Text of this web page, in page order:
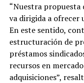
“Nuestra
va dirigida a ofrecer
En este sentido,
estructuración de
préstamos
recursos en
adquisiciones”,